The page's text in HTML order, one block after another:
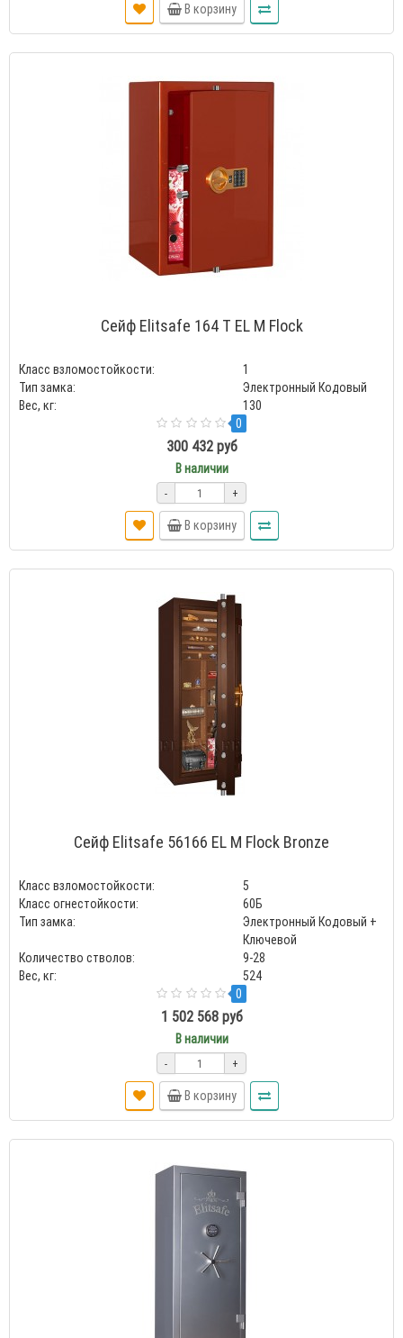
В корзину
Сейф Elitsafe 164 T EL M Flock
Класс взломостойкости:
1
Тип замка:
Электронный Кодовый
Вес, кг:
130
0
300 432 руб
В наличии
- +
В корзину
Сейф Elitsafe 56166 EL M Flock Bronze
Класс взломостойкости:
5
Класс огнестойкости:
60Б
Тип замка:
Электронный Кодовый +
Ключевой
Количество стволов:
9-28
Вес, кг:
524
0
1 502 568 руб
В наличии
- +
В корзину